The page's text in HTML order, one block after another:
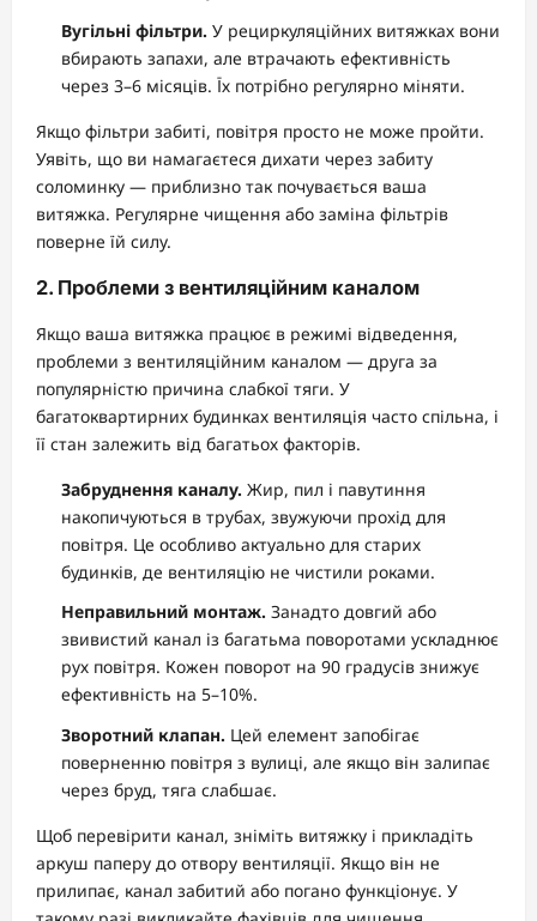
Вугільні фільтри. У рециркуляційних витяжках вони
вбирають запахи, але втрачають ефективність
через 3–6 місяців. Їх потрібно регулярно міняти.
Якщо фільтри забиті, повітря просто не може пройти.
Уявіть, що ви намагаєтеся дихати через забиту
соломинку — приблизно так почувається ваша
витяжка. Регулярне чищення або заміна фільтрів
поверне їй силу.
2. Проблеми з вентиляційним каналом
Якщо ваша витяжка працює в режимі відведення,
проблеми з вентиляційним каналом — друга за
популярністю причина слабкої тяги. У
багатоквартирних будинках вентиляція часто спільна, і
її стан залежить від багатьох факторів.
Забруднення каналу. Жир, пил і павутиння
накопичуються в трубах, звужуючи прохід для
повітря. Це особливо актуально для старих
будинків, де вентиляцію не чистили роками.
Неправильний монтаж. Занадто довгий або
звивистий канал із багатьма поворотами ускладнює
рух повітря. Кожен поворот на 90 градусів знижує
ефективність на 5–10%.
Зворотний клапан. Цей елемент запобігає
поверненню повітря з вулиці, але якщо він залипає
через бруд, тяга слабшає.
Щоб перевірити канал, зніміть витяжку і прикладіть
аркуш паперу до отвору вентиляції. Якщо він не
прилипає, канал забитий або погано функціонує. У